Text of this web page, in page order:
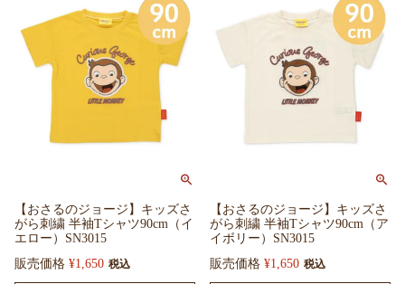
【おさるのジョージ】キッズさ
がら刺繍 半袖Tシャツ90cm（イ
エロー）SN3015
販売価格 ¥1,650 税込
【おさるのジョージ】キッズさ
がら刺繍 半袖Tシャツ90cm（ア
イボリー）SN3015
販売価格 ¥1,650 税込